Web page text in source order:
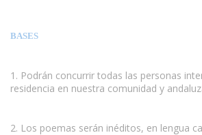
BASES
1. Podrán concurrir todas las personas
residencia en nuestra comunidad y
2. Los poemas serán inéditos, en lengua